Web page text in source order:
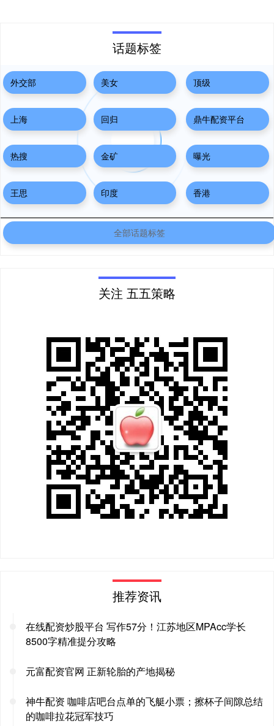
话题标签
外交部 美女 顶级
上海 回归 鼎牛配资平台
热搜 金矿 曝光
王思 印度 香港
全部话题标签
关注 五五策略
推荐资讯
在线配资炒股平台 写作57分！江苏地区MPAcc学长
8500字精准提分攻略
元富配资官网 正新轮胎的产地揭秘
神牛配资 咖啡店吧台点单的飞艇小票；擦杯子间隙总结
的咖啡拉花冠军技巧